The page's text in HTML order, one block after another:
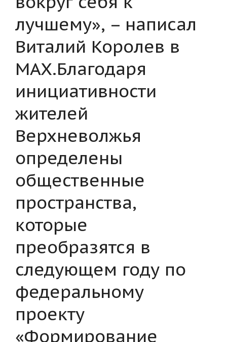
лучшему», – написал
Виталий Королев в
MAX.Благодаря
инициативности
жителей
Верхневолжья
определены
общественные
пространства,
которые
преобразятся в
следующем году по
федеральному
проекту
«Формирование